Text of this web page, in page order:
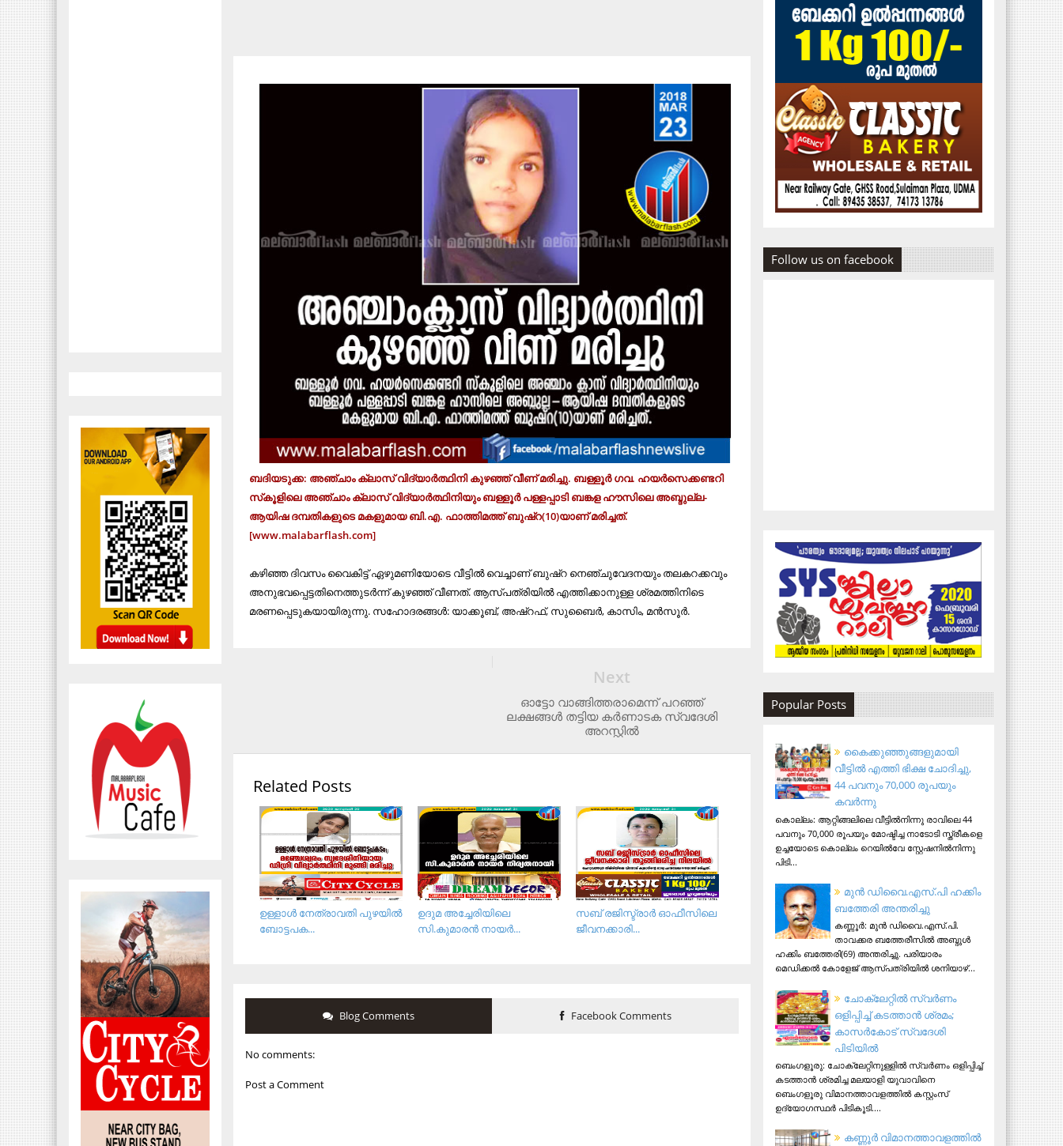
ബദിയടുക്ക: അഞ്ചാം ക്ലാസ് വിദ്യാര്‍ത്ഥിനി കുഴഞ്ഞ് വീണ് മരിച്ചു. ബള്ളൂര്‍ ഗവ. ഹയര്‍സെക്കണ്ടറി
സ്‌കൂളിലെ അഞ്ചാം ക്ലാസ് വിദ്യാര്‍ത്ഥിനിയും ബള്ളൂര്‍ പള്ളപ്പാടി ബങ്കള ഹൗസിലെ അബ്ദുല്ല-
ആയിഷ ദമ്പതികളുടെ മകളുമായ ബി.എ. ഫാത്തിമത്ത് ബുഷ്‌റ(10)യാണ് മരിച്ചത്.
[www.malabarflash.com]
കഴിഞ്ഞ ദിവസം വൈകിട്ട് ഏഴുമണിയോടെ വീട്ടില്‍ വെച്ചാണ് ബുഷ്‌റ നെഞ്ചുവേദനയും തലകറക്കവും
അനുഭവപ്പെട്ടതിനെത്തുടര്‍ന്ന് കുഴഞ്ഞ് വീണത്. ആസ്പത്രിയില്‍ എത്തിക്കാനുള്ള ശ്രമത്തിനിടെ
മരണപ്പെടുകയായിരുന്നു. സഹോദരങ്ങള്‍: യാക്കൂബ്, അഷ്‌റഫ്, സുബൈര്‍, കാസിം, മന്‍സൂര്‍.
Next
ഓട്ടോ വാങ്ങിത്തരാമെന്ന് പറഞ്ഞ്
ലക്ഷങ്ങള്‍ തട്ടിയ കര്‍ണാടക സ്വദേശി
അറസ്റ്റില്‍
Related Posts
സബ് രജിസ്ട്രാര്‍ ഓഫീസിലെ
ജീവനക്കാരി...
ഉദുമ അച്ചേരിയിലെ
സി.കുമാരന്‍ നായര്‍...
ഉള്ളാള്‍ നേത്രാവതി പുഴയില്‍
ബോട്ടപക...
Blog Comments Facebook Comments
No comments:
Post a Comment
Follow us on facebook
Popular Posts
കൈക്കുഞ്ഞുങ്ങളുമായി
വീട്ടിൽ എത്തി ഭിക്ഷ ചോദിച്ചു,
44 പവനും 70,000 രൂപയും
കവർന്നു
കൊല്ലം: ആറ്റിങ്ങലിലെ വീട്ടിൽനിന്നു രാവിലെ 44
പവനും 70,000 രൂപയും മോഷ്ടിച്ച നാടോടി സ്ത്രീകളെ
ഉച്ചയോടെ കൊല്ലം റെയിൽവേ സ്റ്റേഷനിൽനിന്നു
പിടി...
മുന്‍ ഡിവൈ.എസ്.പി ഹക്കിം
ബത്തേരി അന്തരിച്ചു
കണ്ണൂര്‍: മുന്‍ ഡിവൈ.എസ്.പി.
താവക്കര ബത്തേരീസില്‍ അബ്ദുള്‍
ഹക്കിം ബത്തേരി(69) അന്തരിച്ചു. പരിയാരം
മെഡിക്കല്‍ കോളേജ് ആസ്​പത്രിയില്‍ ശനിയാഴ്...
ചോക്ലേറ്റിൽ സ്വർണം
ഒളിപ്പിച്ച് കടത്താൻ ശ്രമം;
കാസർകോട് സ്വദേശി
പിടിയില്‍
ബെംഗളൂരു: ചോക്ലേറ്റിനുള്ളിൽ സ്വർണം ഒളിപ്പിച്ച്
കടത്താൻ ശ്രമിച്ച മലയാളി യുവാവിനെ
ബെംഗളൂരു വിമാനത്താവളത്തിൽ കസ്റ്റംസ്
ഉദ്യോഗസ്ഥർ പിടികൂടി....
ക​ണ്ണൂ​ർ വി​മാ​ന​ത്താ​വ​ള​ത്തി​ൽ